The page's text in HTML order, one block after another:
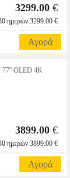
3299.00 €
ημερών 3299.00 €
Αγορά
OLED 4K
3899.00 €
ημερών 3899.00 €
Αγορά